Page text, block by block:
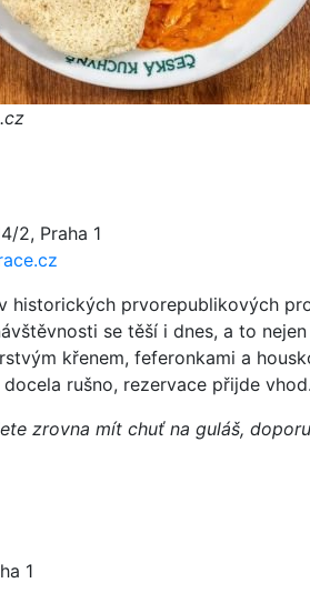
2, Praha 1
historických prvorepublikových
se těší i dnes, a to
křenem, feferonkami a
rušno, rezervace přijde vhod.
zrovna mít chuť na guláš,
1